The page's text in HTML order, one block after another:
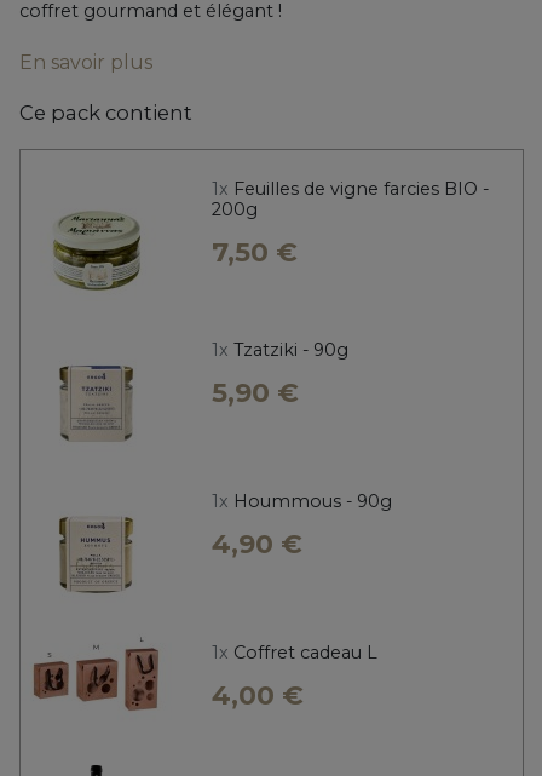
coffret gourmand et élégant !
En savoir plus
Ce pack contient
1x Feuilles de vigne farcies BIO -
200g
7,50 €
1x Tzatziki - 90g
5,90 €
1x Hoummous - 90g
4,90 €
1x Coffret cadeau L
4,00 €